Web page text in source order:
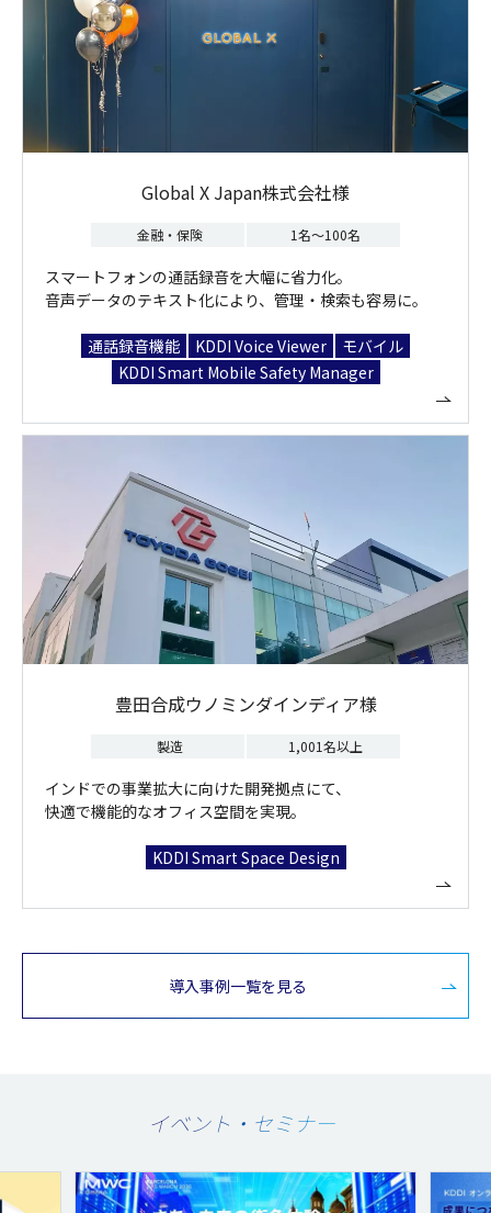
Global X Japan株式会社様
金融・保険 1名～100名
スマートフォンの通話録音を大幅に省力化。
音声データのテキスト化により、管理・検索も容易に。
通話録音機能 KDDI Voice Viewer
モバイル
KDDI Smart Mobile Safety Manager
豊田合成ウノミンダインディア様
製造 1,001名以上
インドでの事業拡大に向けた開発拠点にて、
快適で機能的なオフィス空間を実現。
KDDI Smart Space Design
導入事例一覧を見る
イベント・セミナー